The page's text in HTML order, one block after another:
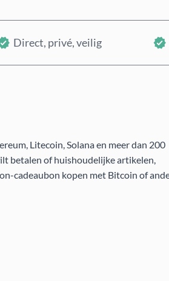
Direct, privé, veilig
Litecoin, Solana en meer dan 200
betalen of huishoudelijke artikelen,
cadeaubon kopen met Bitcoin of